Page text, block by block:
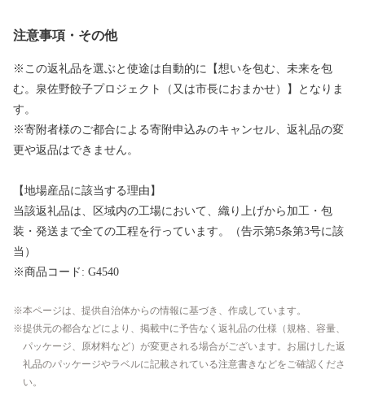
注意事項・その他
※この返礼品を選ぶと使途は自動的に【想いを包む、未来を包
む。泉佐野餃子プロジェクト（又は市長におまかせ）】となりま
す。
※寄附者様のご都合による寄附申込みのキャンセル、返礼品の変
更や返品はできません。
【地場産品に該当する理由】
当該返礼品は、区域内の工場において、織り上げから加工・包
装・発送まで全ての工程を行っています。（告示第5条第3号に該
当）
※商品コード: G4540
本ページは、提供自治体からの情報に基づき、作成しています。
提供元の都合などにより、掲載中に予告なく返礼品の仕様（規格、容量、
パッケージ、原材料など）が変更される場合がございます。お届けした返
礼品のパッケージやラベルに記載されている注意書きなどをご確認くださ
い。